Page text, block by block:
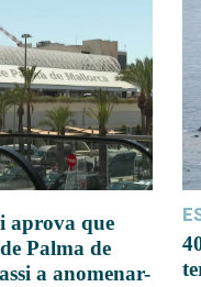
aprova que
Palma de
a anomenar-